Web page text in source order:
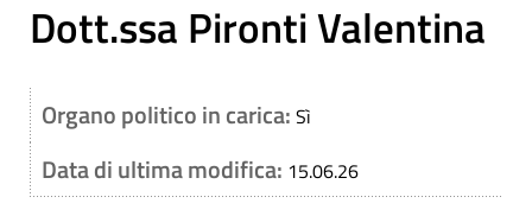
Dott.ssa Pironti Valentina
Organo politico in carica: Sì
Data di ultima modifica: 15.06.26